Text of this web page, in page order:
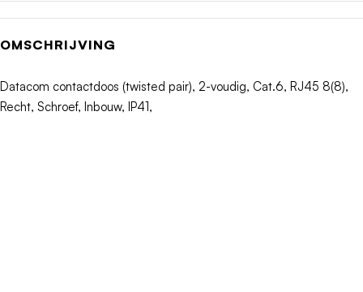
RAL-nummer
OMSCHRIJVING
Datacom contactdoos (twisted pair), 2-voudig, Cat.6, RJ45 8(8),
Recht, Schroef, Inbouw, IP41,